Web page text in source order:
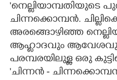
'നെല്ലിയാമ്പതിയുടെ
ചിന്നക്കൊമ്പൻ.
അരങ്ങൊഴിഞ്ഞ
ആഹ്ലാദവും
പരമ്പരയിലുള്ള ഒരു
"ചിന്നൻ -